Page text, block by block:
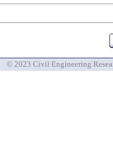
© 2023 Civil Engineering